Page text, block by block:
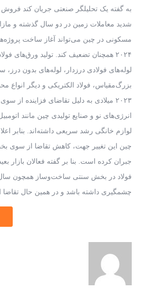
به گفته یک تحلیلگر صنعتی جریان کند
شدید معاملات زمین در دو سال گذشته و
مسکونی در چین می‌تواند آغاز ساخت
۲۰۲۴ همچنان تضعیف کند. تولید ورق‌های
لوله‌های فولادی درزدار، لوله‌های بدون درز،
بزرگ‌مقیاس، فولاد الکتریکی و دیگر انواع
۲۰۲۳ میلادی به دلیل تقاضای فزاینده از
انرژی‌های نو و صنایع تولیدی چین مانند
لوازم خانگی رشد سریعی داشته‌اند. بنابر
چین این تغییر جهت، کاهش تقاضا از سوی
جبران کرده است. بنا بر گفته فعالان
فولاد در بخش سنتی ساخت‌و‌ساز همچون
چشمگیری داشته باشد و در همین حال